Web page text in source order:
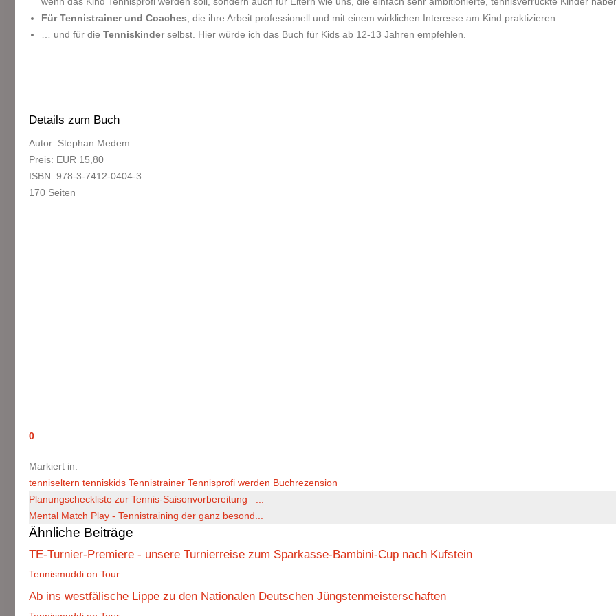
Für Tennistrainer und Coaches , die ihre Arbeit professionell und mit einem wirklichen Interesse am Kind praktizieren
… und für die Tenniskinderselbst. Hier würde ich das Buch für Kids ab 12-13 Jahren empfehlen.
Details zum Buch
Autor: Stephan Medem
Preis: EUR 15,80
ISBN: 978-3-7412-0404-3
170 Seiten
0
Markiert in:
tenniseltern tenniskids Tennistrainer Tennisprofi werden Buchrezension
Planungscheckliste zur Tennis-Saisonvorbereitung –...
Mental Match Play - Tennistraining der ganz besond...
Ähnliche Beiträge
TE-Turnier-Premiere - unsere Turnierreise zum Sparkasse-Bambini-Cup nach Kufstein
Tennismuddi on Tour
Ab ins westfälische Lippe zu den Nationalen Deutschen Jüngstenmeisterschaften